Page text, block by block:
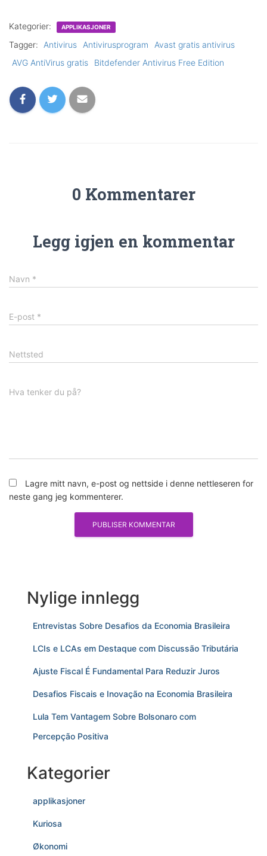
Kategorier: APPLIKASJONER
Tagger: Antivirus Antivirusprogram
Avast gratis antivirus
AVG AntiVirus gratis
Bitdefender Antivirus Free Edition
0 Kommentarer
Legg igjen en kommentar
Navn *
E-post *
Nettsted
Hva tenker du på?
Lagre mitt navn, e-post og nettside i denne nettleseren for
neste gang jeg kommenterer.
Nylige innlegg
Entrevistas Sobre Desafios da Economia Brasileira
LCIs e LCAs em Destaque com Discussão Tributária
Ajuste Fiscal É Fundamental Para Reduzir Juros
Desafios Fiscais e Inovação na Economia Brasileira
Lula Tem Vantagem Sobre Bolsonaro com
Percepção Positiva
Kategorier
applikasjoner
Kuriosa
Økonomi